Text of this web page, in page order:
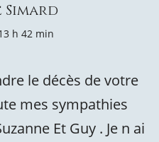
h 42 min
le décès de votre
mes sympathies
Et Guy . Je n ai